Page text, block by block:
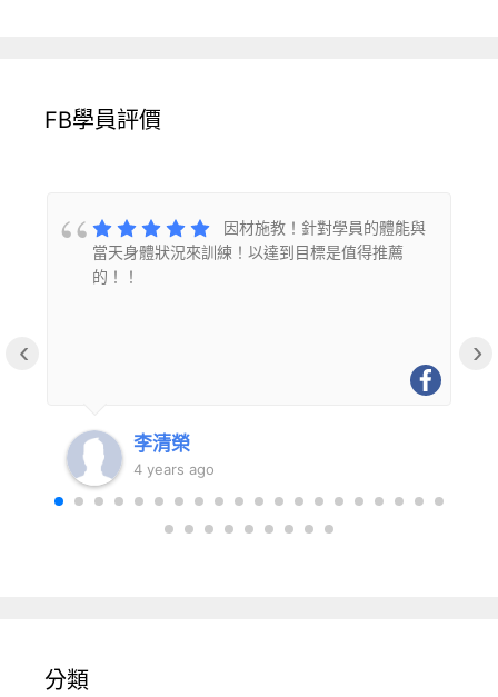
FB學員評價
因材施教！針對學員的體能與
當天身體狀況來訓練！以達到目標是值得推薦
的！！
李清榮
4 years ago
‹ ›
分類